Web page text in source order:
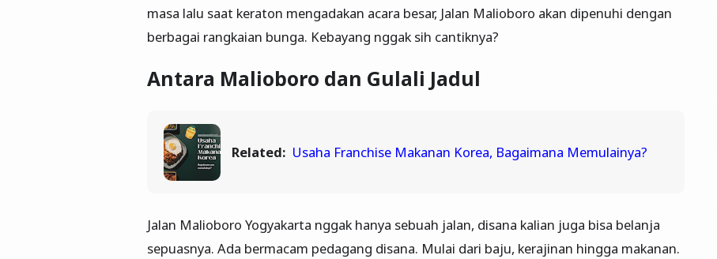
masa lalu saat keraton mengadakan acara besar, Jalan Malioboro akan dipenuhi dengan
berbagai rangkaian bunga. Kebayang nggak sih cantiknya?
Antara Malioboro dan Gulali Jadul
Related: Usaha Franchise Makanan Korea, Bagaimana Memulainya?
Jalan Malioboro Yogyakarta nggak hanya sebuah jalan, disana kalian juga bisa belanja
sepuasnya. Ada bermacam pedagang disana. Mulai dari baju, kerajinan hingga makanan.